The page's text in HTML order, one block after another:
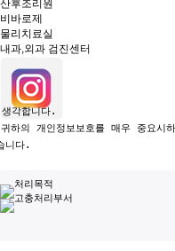
산후조리원
비바로제
물리치료실
내과,외과 검진센터
각합니다.
의 개인정보보호를 매우 중요시
니다.